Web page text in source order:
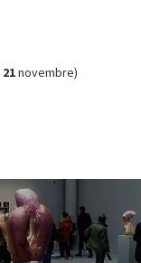
21novembre)